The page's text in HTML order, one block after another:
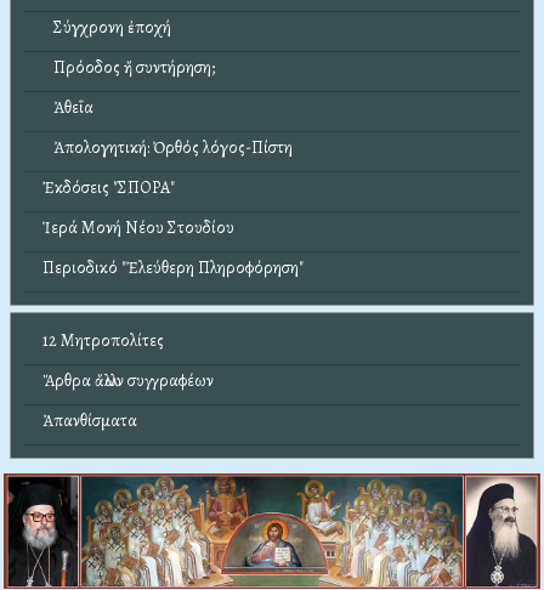
Σύγχρονη ἐποχή
Πρόοδος ἤ συντήρηση;
Ἀθεΐα
Ἀπολογητική: Ὀρθός λόγος-Πίστη
Ἐκδόσεις "ΣΠΟΡΑ"
Ἱερά Μονή Νέου Στουδίου
Περιοδικό "Ἐλεύθερη Πληροφόρηση"
12 Μητροπολίτες
Ἄρθρα ἄλλων συγγραφέων
Ἀπανθίσματα